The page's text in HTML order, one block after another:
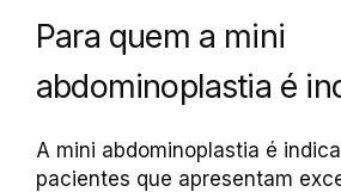
Para quem a mini
abdominoplastia é
A mini abdominoplastia é
pacientes que apresentam